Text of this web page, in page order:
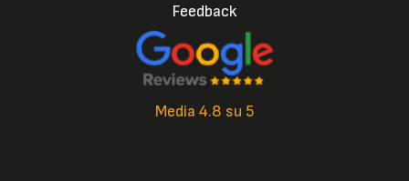
Feedback
Media 4.8 su 5